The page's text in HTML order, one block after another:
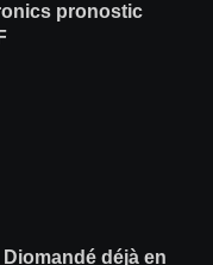
pronostic
Diomandé déjà en